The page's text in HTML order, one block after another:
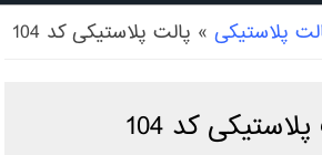
پلاستیکی » پالت پلاستیکی کد 104
کد 104